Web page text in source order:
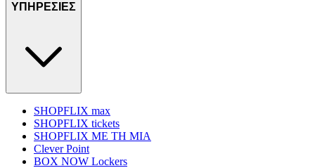
ΥΠΗΡΕΣΙΕΣ
SHOPFLIX max
SHOPFLIX tickets
SHOPFLIX ΜΕ ΤΗ ΜΙΑ
Clever Point
BOX NOW Lockers